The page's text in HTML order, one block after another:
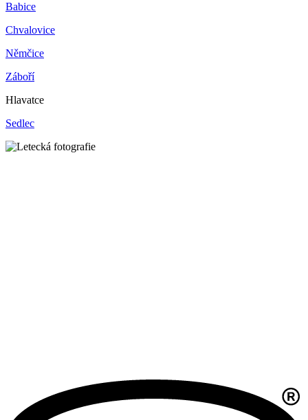
Babice
Chvalovice
Němčice
Záboří
Hlavatce
Sedlec